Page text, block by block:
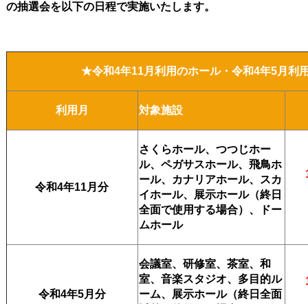
の抽選会を以下の日程で実施いたします。
★令和4年11月利用のホール・令和4年5月利
利用月 対象施設
令和4年11月分
さくらホール、つつじホー
ル、ペガサスホール、飛鳥ホ
ール、カナリアホール、スカ
イホール、展示ホール（終日
全面で使用する場合）、ドー
ムホール
令和4年5月分
会議室、研修室、茶室、和
室、音楽スタジオ、多目的ル
ーム、展示ホール（終日全面